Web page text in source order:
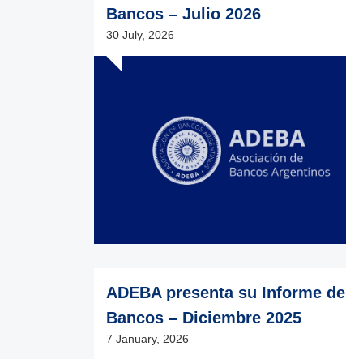
Bancos – Julio 2026
30 July, 2026
ADEBA presenta su Informe de
Bancos – Diciembre 2025
7 January, 2026